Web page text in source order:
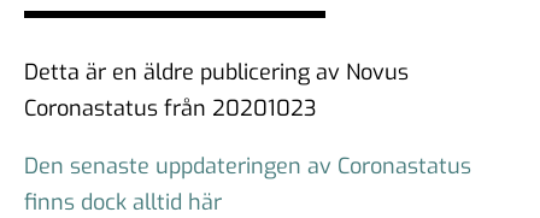
Detta är en äldre publicering av Novus
Coronastatus från 20201023
Den senaste uppdateringen av Coronastatus
finns dock alltid här